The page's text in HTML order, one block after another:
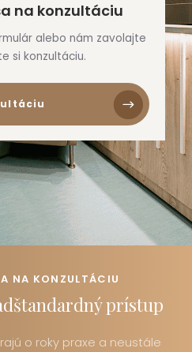
na konzultáciu
alebo nám zavolajte
si konzultáciu.
NA KONZULTÁCIU
prístup
o roky praxe a neustále